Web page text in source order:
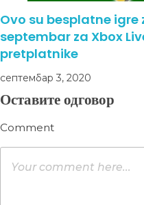
Ovo su besplatne igre
septembar za Xbox
pretplatnike
септембар 3, 2020
Оставите одговор
Comment